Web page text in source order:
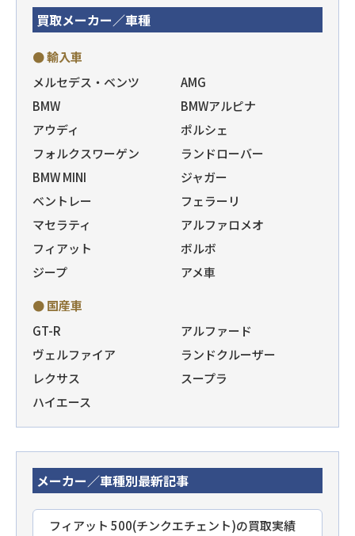
買取メーカー／車種
● 輸入車
メルセデス・ベンツ
AMG
BMW
BMWアルピナ
アウディ
ポルシェ
フォルクスワーゲン
ランドローバー
BMW MINI
ジャガー
ベントレー
フェラーリ
マセラティ
アルファロメオ
フィアット
ボルボ
ジープ
アメ車
● 国産車
GT-R
アルファード
ヴェルファイア
ランドクルーザー
レクサス
スープラ
ハイエース
メーカー／車種別最新記事
フィアット 500(チンクエチェント)の買取実績